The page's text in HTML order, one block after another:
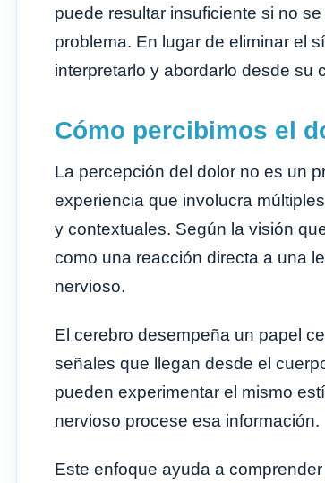
puede resultar insuficiente si no
problema. En lugar de eliminar el
interpretarlo y abordarlo desde su
Cómo percibimos el
La percepción del dolor no es un
experiencia que involucra
y contextuales. Según la visión
como una reacción directa a una
nervioso.
El cerebro desempeña un papel
señales que llegan desde el
pueden experimentar el mismo
nervioso procese esa información.
Este enfoque ayuda a